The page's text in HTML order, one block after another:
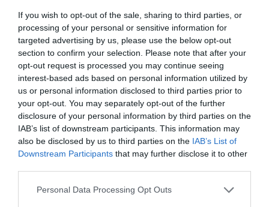
If you wish to opt-out of the sale, sharing to third parties, or
processing of your personal or sensitive information for
targeted advertising by us, please use the below opt-out
section to confirm your selection. Please note that after your
opt-out request is processed you may continue seeing
interest-based ads based on personal information utilized by
us or personal information disclosed to third parties prior to
your opt-out. You may separately opt-out of the further
disclosure of your personal information by third parties on the
IAB’s list of downstream participants. This information may
also be disclosed by us to third parties on the IAB’s List of
Downstream Participants that may further disclose it to other
Personal Data Processing Opt Outs
directament amb el teu llibreter per messenger o
comentar el club de lectura al mur de Facebook.
L'important és que la conversa no suplanti el
moment de lectura. Estem en un moment
meravellós amb moltes opcions de consum
cultural.
Com es pot innovar amb la lectura?
Contra Amazon
publico dues cròniques de
a Pequín. A Tòquio hi ha una certa decadència, la